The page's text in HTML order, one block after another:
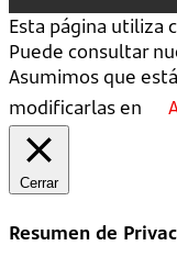
Esta página utiliza
Puede consultar
Asumimos que
modificarlas en
Cerrar
Resumen de